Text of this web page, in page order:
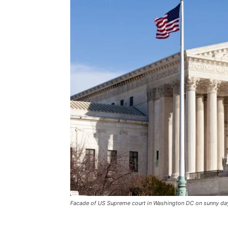
Facade of US Supreme court in Washington DC on sunny